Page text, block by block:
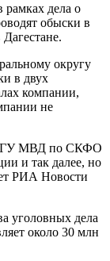
рамках дела о
обыски в
округу
в двух
компании,
не
ГУ МВД по СКФО
и так далее, но
РИА Новости
уголовных дела
около 30 млн